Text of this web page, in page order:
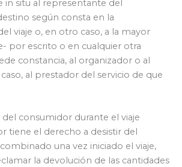
situ al representante del
según consta en la
viaje o, en otro caso, a la mayor
por escrito o en cualquier otra
constancia, al organizador o al
al prestador del servicio de que
consumidor durante el viaje
tiene el derecho a desistir del
una vez iniciado el viaje,
la devolución de las cantidades